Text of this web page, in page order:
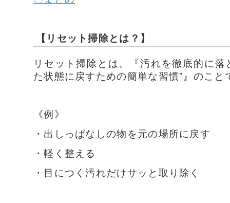
【リセット掃除とは？】
リセット掃除とは、『汚れを徹底的に
た状態に戻すための簡単な習慣”』のこと
《例》
・出しっぱなしの物を元の場所に戻す
・軽く整える
・目につく汚れだけサッと取り除く